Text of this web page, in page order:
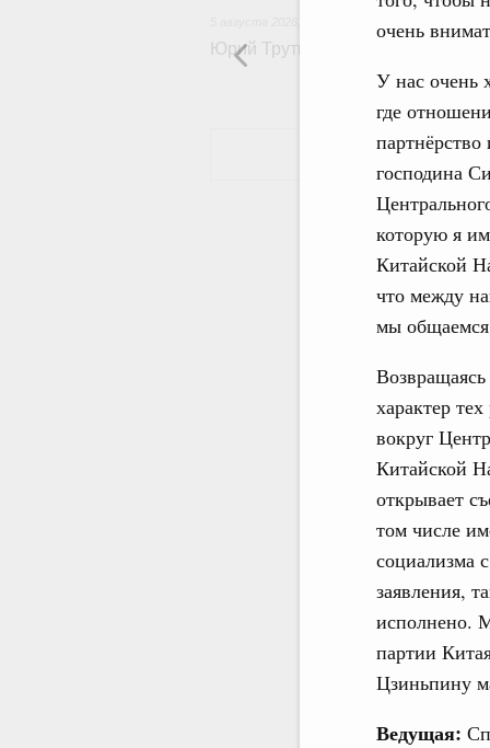
очень
У нас очень
где
господина
которую я
Китайской
что между
мы общаемся
Возвращаясь
характер
вокруг
Китайской
открывает
том числе
социализма
заявления,
исполнено.
партии
Цзиньпину
Ведущая:
Юрий Трутнев: Опубликована